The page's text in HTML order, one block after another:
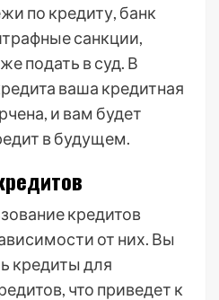
по кредиту, банк
санкции,
подать в суд. В
ваша кредитная
и вам будет
в будущем.
кредитов
от них. Вы
кредиты для
что приведет к